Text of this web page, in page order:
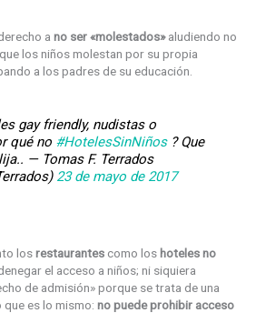
a no ser «molestados»aludiendo no
los niños molestan por su propia
a los padres de su educación.
gay friendly, nudistas o
qué no #HotelesSinNiños? Que
— Tomas F. Terrados
23 de mayo de 2017
losrestaurantes como los hoteles no
el acceso a niños; ni siquiera
de admisión» porque se trata de una
es lo mismo: no puede prohibir acceso